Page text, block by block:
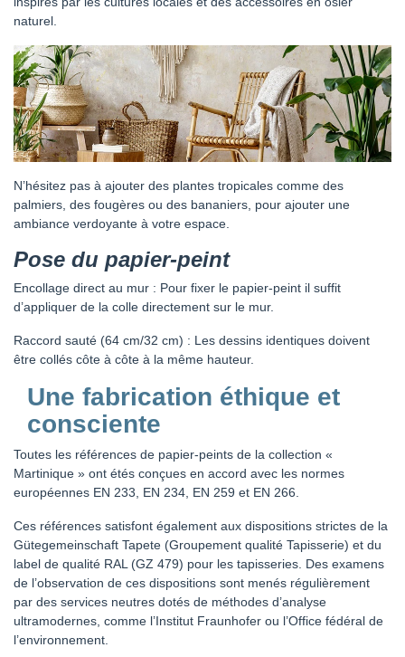
naturel.
N’hésitez pas à ajouter des plantes tropicales comme des
palmiers, des fougères ou des bananiers, pour ajouter une
ambiance verdoyante à votre espace.
Pose du papier-peint
Encollage direct au mur : Pour fixer le papier-peint il suffit
d’appliquer de la colle directement sur le mur.
Raccord sauté (64 cm/32 cm) : Les dessins identiques doivent
être collés côte à côte à la même hauteur.
Une fabrication éthique et
consciente
Toutes les références de papier-peints de la collection «
Martinique » ont étés conçues en accord avec les normes
européennes EN 233, EN 234, EN 259 et EN 266.
Ces références satisfont également aux dispositions strictes de la
Gütegemeinschaft Tapete (Groupement qualité Tapisserie) et du
label de qualité RAL (GZ 479) pour les tapisseries. Des examens
de l’observation de ces dispositions sont menés régulièrement
par des services neutres dotés de méthodes d’analyse
ultramodernes, comme l’Institut Fraunhofer ou l’Office fédéral de
l’environnement.